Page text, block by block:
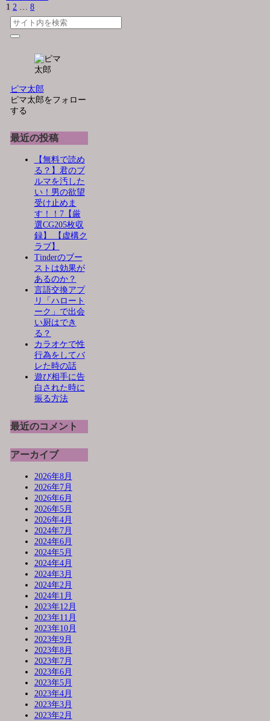
1 2 … 8次
へ
ピマ太郎
ピマ太郎をフォロー
する
最近の投稿
【無料で読め
る？】君のブ
ルマを汚した
い！男の欲望
受け止めま
す！！7【厳
選CG205枚収
録】 【虚構ク
ラブ】
Tinderのブー
ストは効果が
あるのか？
言語交換アプ
リ「ハロート
ーク」で出会
い厨はでき
る？
カラオケで性
行為をしてバ
レた時の話
遊び相手に告
白された時に
振る方法
最近のコメント
アーカイブ
2026年8月
2026年7月
2026年6月
2026年5月
2026年4月
2024年7月
2024年6月
2024年5月
2024年4月
2024年3月
2024年2月
2024年1月
2023年12月
2023年11月
2023年10月
2023年9月
2023年8月
2023年7月
2023年6月
2023年5月
2023年4月
2023年3月
2023年2月